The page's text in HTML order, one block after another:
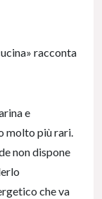
racconta
e
molto più rari.
non dispone
che va